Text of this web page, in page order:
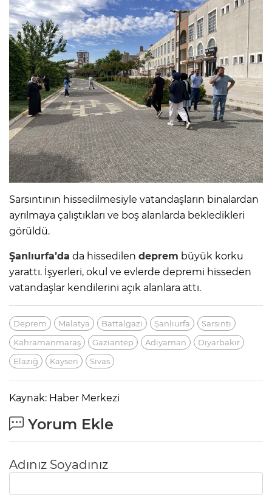
Sarsıntının hissedilmesiyle vatandaşların binalardan
ayrılmaya çalıştıkları ve boş alanlarda bekledikleri
görüldü.
Şanlıurfa’da da hissedilen deprem büyük korku
yarattı. İşyerleri, okul ve evlerde depremi hisseden
vatandaşlar kendilerini açık alanlara attı.
Deprem Malatya Battalgazi Şanlıurfa
Sarsıntı
Kahramanmaraş
Gaziantep Adıyaman
Diyarbakır
Elazığ
Kayseri Sivas
Kaynak: Haber Merkezi
Yorum Ekle
Adınız Soyadınız